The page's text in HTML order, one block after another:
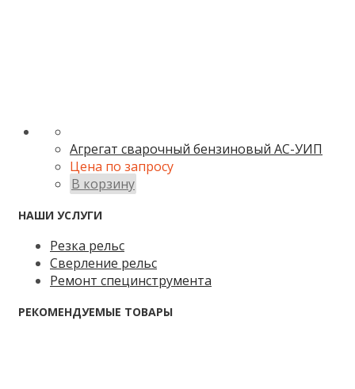
Агрегат сварочный бензиновый АС-УИП
Цена по запросу
В корзину
НАШИ УСЛУГИ
Резка рельс
Сверление рельс
Ремонт специнструмента
РЕКОМЕНДУЕМЫЕ ТОВАРЫ